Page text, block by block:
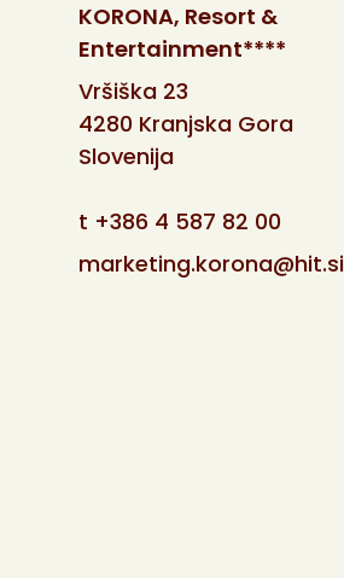
KORONA, Resort &
Entertainment****
Vršiška 23
4280 Kranjska Gora
Slovenija
t +386 4 587 82 00
marketing.korona@hit.si